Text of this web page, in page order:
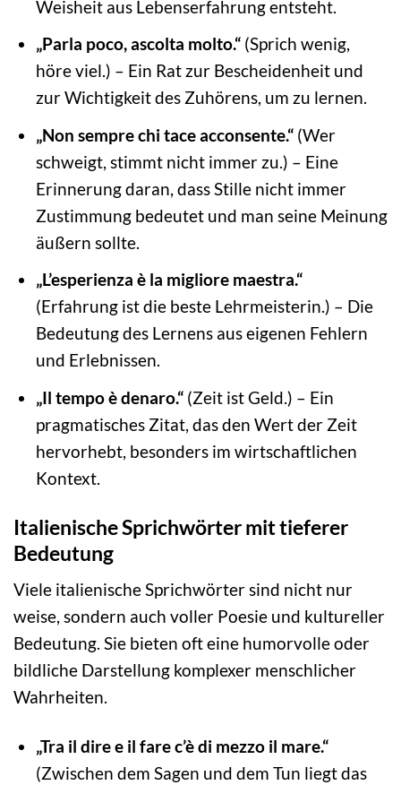
Weisheit aus Lebenserfahrung entsteht.
„Parla poco, ascolta molto.“(Sprich wenig,
höre viel.) – Ein Rat zur Bescheidenheit und
zur Wichtigkeit des Zuhörens, um zu lernen.
„Non sempre chi tace acconsente.“(Wer
schweigt, stimmt nicht immer zu.) – Eine
Erinnerung daran, dass Stille nicht immer
Zustimmung bedeutet und man seine Meinung
äußern sollte.
„L’esperienza è la migliore maestra.“
(Erfahrung ist die beste Lehrmeisterin.) – Die
Bedeutung des Lernens aus eigenen Fehlern
und Erlebnissen.
„Il tempo è denaro.“(Zeit ist Geld.) – Ein
pragmatisches Zitat, das den Wert der Zeit
hervorhebt, besonders im wirtschaftlichen
Kontext.
Italienische Sprichwörter mit tieferer
Bedeutung
Viele italienische Sprichwörter sind nicht nur
weise, sondern auch voller Poesie und kultureller
Bedeutung. Sie bieten oft eine humorvolle oder
bildliche Darstellung komplexer menschlicher
Wahrheiten.
„Tra il dire e il fare c’è di mezzo il mare.“
(Zwischen dem Sagen und dem Tun liegt das